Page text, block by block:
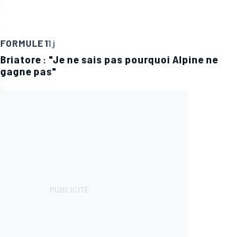
FORMULE 11 j
Briatore : "Je ne sais pas pourquoi Alpine ne
gagne pas"